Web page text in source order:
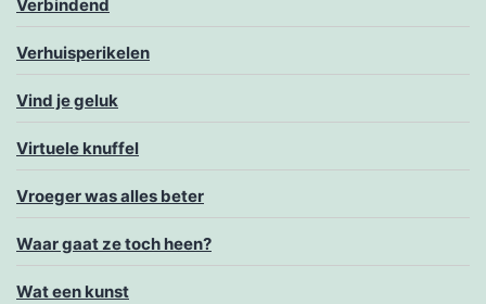
Verbindend
Verhuisperikelen
Vind je geluk
Virtuele knuffel
Vroeger was alles beter
Waar gaat ze toch heen?
Wat een kunst